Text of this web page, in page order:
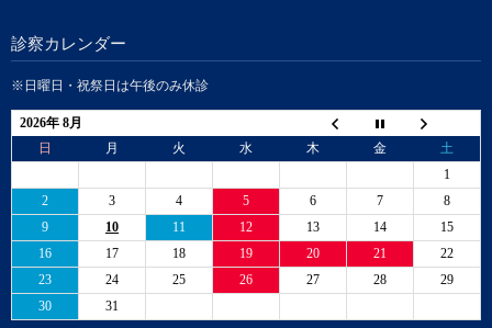
診察カレンダー
※日曜日・祝祭日は午後のみ休診
2026年 8月
日
月 火 水 木 金
土
1
2
3 4 5 6 7
8
9
10 11 12 13 14
15
16
17 18 19 20 21
22
23
24 25 26 27 28
29
30
31